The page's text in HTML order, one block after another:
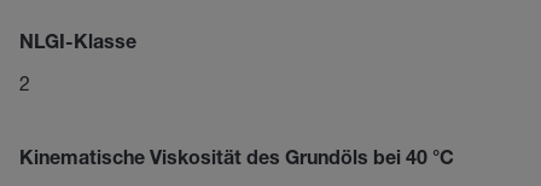
NLGI-Klasse
2
Kinematische Viskosität des Grundöls bei 40 °C